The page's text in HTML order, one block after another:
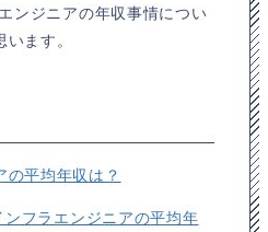
ンジニアの年収事情につい
ます。
の平均年収は？
フラエンジニアの平均年